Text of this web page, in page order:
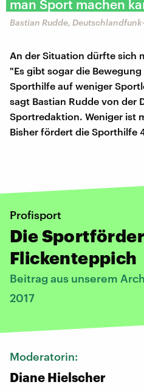
man Sport machen
Bastian Rudde,
An der Situation dürfte sich
"Es gibt sogar die
Sporthilfe auf weniger
sagt Bastian Rudde von der
Sportredaktion. Weniger ist
Bisher fördert die Sporthilfe
Profisport
​Die
Flickenteppich
Beitrag aus unserem
2017
Moderatorin:
Diane Hielscher